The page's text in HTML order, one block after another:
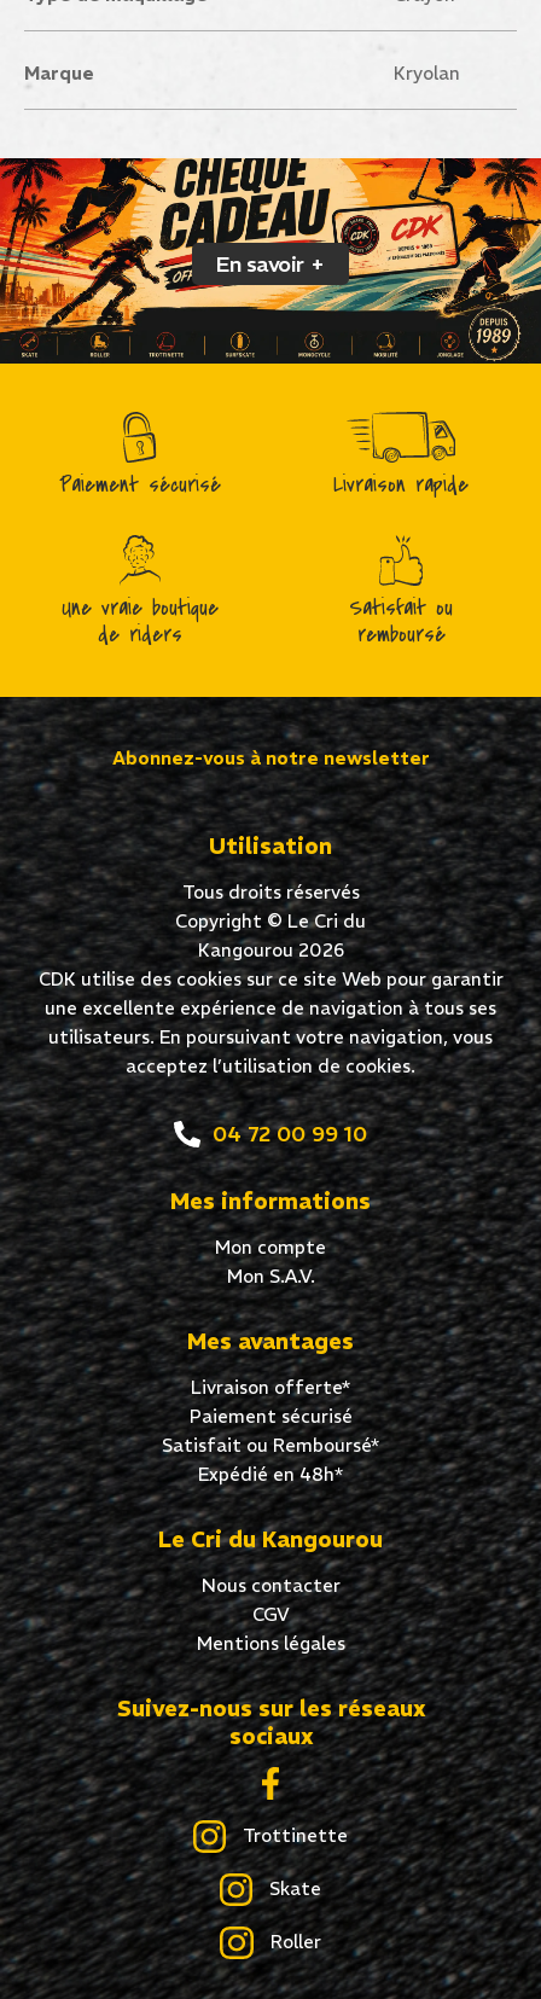
Salut c'est nous...
les Cookies !
On a attendu d'être sûrs que le contenu de
ce site vous intéresse avant de vous
déranger, mais on aimerait bien vous accompagner pendant votre
Marque Kryolan
En savoir +
Paiement sécurisé Livraison rapide
Une vraie boutique
de riders
Satisfait ou
remboursé
Abonnez-vous à notre newsletter
Utilisation
Tous droits réservés
Copyright © Le Cri du
Kangourou 2026
CDK utilise des cookies sur ce site Web pour garantir
une excellente expérience de navigation à tous ses
utilisateurs. En poursuivant votre navigation, vous
acceptez l’utilisation de cookies.
04 72 00 99 10
Mes informations
Mon compte
Mon S.A.V.
Mes avantages
Livraison offerte*
Paiement sécurisé
Satisfait ou Remboursé*
Expédié en 48h*
Le Cri du Kangourou
Nous contacter
CGV
Mentions légales
Suivez-nous sur les réseaux
sociaux
Trottinette
Skate
Roller